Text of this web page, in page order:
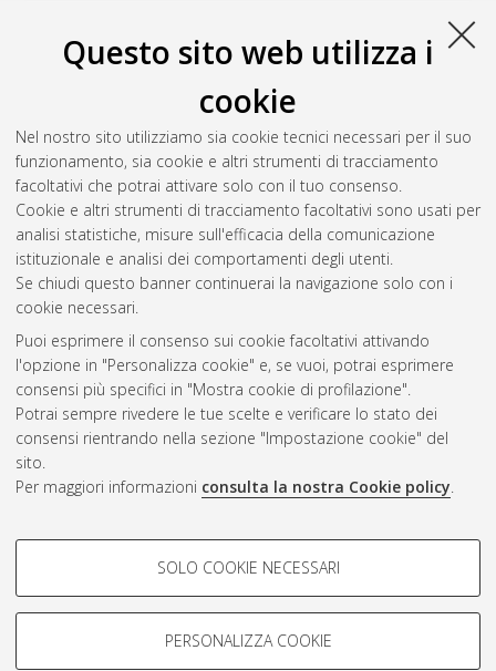
Questo sito web utilizza i
cookie
Nel nostro sito utilizziamo sia cookie tecnici necessari per il suo
funzionamento, sia cookie e altri strumenti di tracciamento
facoltativi che potrai attivare solo con il tuo consenso.
Cookie e altri strumenti di tracciamento facoltativi sono usati per
analisi statistiche, misure sull'efficacia della comunicazione
istituzionale e analisi dei comportamenti degli utenti.
Se chiudi questo banner continuerai la navigazione solo con i
cookie necessari.
Puoi esprimere il consenso sui cookie facoltativi attivando
l'opzione in "Personalizza cookie" e, se vuoi, potrai esprimere
consensi più specifici in "Mostra cookie di profilazione".
Potrai sempre rivedere le tue scelte e verificare lo stato dei
consensi rientrando nella sezione "Impostazione cookie" del
sito.
Per maggiori informazioni consulta la nostra Cookie policy.
COOKIE DI PROFILAZIONE -
Si tratta di cookie utilizzati per analizzare le caratteristiche della
navigazione degli utenti, creare profili in base al loro comportamento
SOLO COOKIE NECESSARI
PERSONALIZZA COOKIE
(2008)Storiografia dei restauri musivi e
architettonici relativi al battistero neoniano di Ravenna
[Dissertation thesis], Alma Mater Studiorum Università di
Bologna. Dottorato di ricerca inArcheologia, 20 Ciclo.
Questa lista e' stata generata il Wed Aug 5 20:51:05 2026
Atom
Rss 1.0
Rss 2.0
ISSN: 2038-7946
Impostazioni Cookie
Informativa sulla privacy
Condizioni d’uso del sito